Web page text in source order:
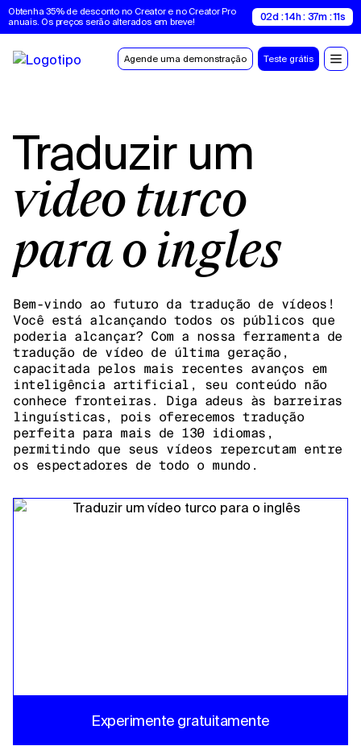
Obtenha 35% de desconto no Creator e no Creator Pro
anuais. Os preços serão alterados em breve!
02d : 14h : 37m : 10s
Agende uma demonstração Teste grátis
Traduzir um
vídeo turco
para o inglês
Bem-vindo ao futuro da tradução de vídeos!
Você está alcançando todos os públicos que
poderia alcançar? Com a nossa ferramenta de
tradução de vídeo de última geração,
capacitada pelos mais recentes avanços em
inteligência artificial, seu conteúdo não
conhece fronteiras. Diga adeus às barreiras
linguísticas, pois oferecemos tradução
perfeita para mais de 130 idiomas,
permitindo que seus vídeos repercutam entre
os espectadores de todo o mundo.
Experimente gratuitamente